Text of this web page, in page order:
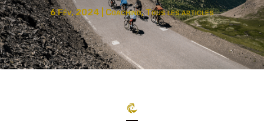
6 Fév, 2024 Coaching,Tous les articles